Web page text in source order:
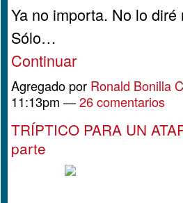
Ya no importa. No lo diré
Sólo…
Continuar
Agregado por Ronald Bonilla
11:13pm —26 comentarios
TRÍPTICO PARA UN
parte